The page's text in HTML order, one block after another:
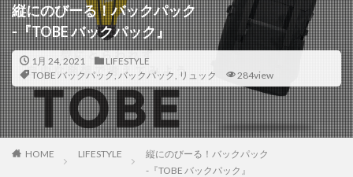
縦にのびーる！バックパック
-『TOBE バックパック』
1月 24, 2021
LIFESTYLE
TOBE バックパック, バックパック, リュック 284view
HOME LIFESTYLE
縦にのびーる！バックパック
-『TOBE バックパック』